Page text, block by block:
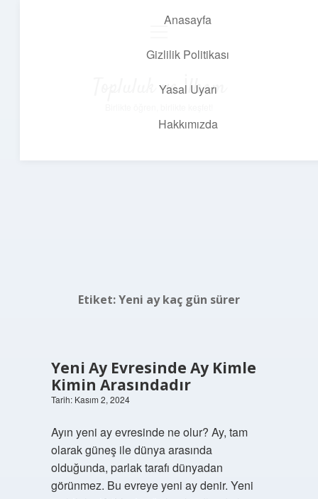
Anasayfa
Gizlilik Politikası
Yasal Uyarı
Hakkımızda
Topluluk ve İlham
Etiket:Yeni ay kaç gün sürer
Yeni Ay Evresinde Ay Kimle
Kimin Arasındadır
Tarih: Kasım 2, 2024
Ayın yeni ay evresinde ne olur? Ay, tam
olarak güneş ile dünya arasında
olduğunda, parlak tarafı dünyadan
görünmez. Bu evreye yeni ay denir. Yeni